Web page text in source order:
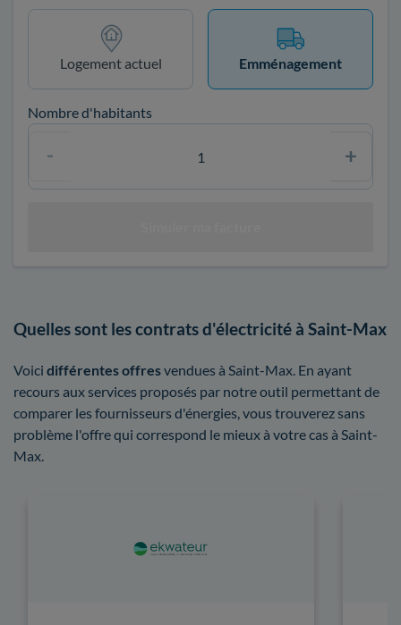
Logement actuel Emménagement
Nombre d'habitants
Quelles sont les contrats d'électricité à Saint-Max
Voici différentes offresvendues à Saint-Max. En ayant
recours aux services proposés par notre outil permettant de
comparer les fournisseurs d'énergies, vous trouverez sans
problème l'offre qui correspond le mieux à votre cas à Saint-
Max.